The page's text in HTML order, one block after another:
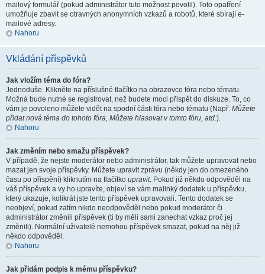
mailový formulář (pokud administrátor tuto možnost povolil). Toto opatření
umožňuje zbavit se otravných anonymních vzkazů a robotů, které sbírají e-
mailové adresy.
Nahoru
Vkládání příspěvků
Jak vložím téma do fóra?
Jednoduše. Klikněte na příslušné tlačítko na obrazovce fóra nebo tématu.
Možná bude nutné se registrovat, než budete moci přispět do diskuze. To, co
vám je povoleno můžete vidět na spodní části fóra nebo tématu (Např. Můžete
přidat nová téma do tohoto fóra, Můžete hlasovat v tomto fóru, atd.).
Nahoru
Jak změním nebo smažu příspěvek?
V případě, že nejste moderátor nebo administrátor, tak můžete upravovat nebo
mazat jen svoje příspěvky. Můžete upravit zprávu (někdy jen do omezeného
času po přispění) kliknutím na tlačítko upravit. Pokud již někdo odpověděl na
váš příspěvek a vy ho upravíte, objeví se vám malinký dodatek u příspěvku,
který ukazuje, kolikrát jste tento příspěvek upravovali. Tento dodatek se
neobjeví, pokud zatím nikdo neodpověděl nebo pokud moderátor či
administrátor změnili příspěvek (ti by měli sami zanechat vzkaz proč jej
změnili). Normální uživatelé nemohou příspěvek smazat, pokud na něj již
někdo odpověděl.
Nahoru
Jak přidám podpis k mému příspěvku?